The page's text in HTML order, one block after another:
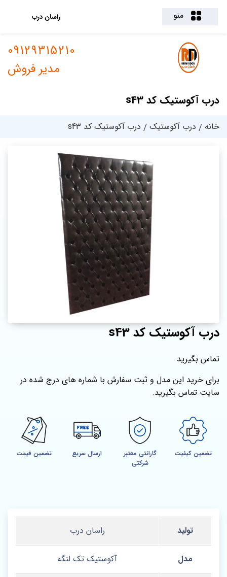
منو راسان درب
درب آکوستیک کد s43
09129315210
مدیر فروش
خانه درب آکوستیک درب آکوستیک کد s43
درب آکوستیک کد s43
تماس بگیرید
برای خرید این مدل و ثبت سفارش با شماره‌ های درج شده در
سایت تماس بگیرید.
تضمین کیفیت
گارانتی معتبر
شرکتی
ارسال سریع تضمین قیمت
تولید راسان درب
مدل آکوستیک تک لنگه